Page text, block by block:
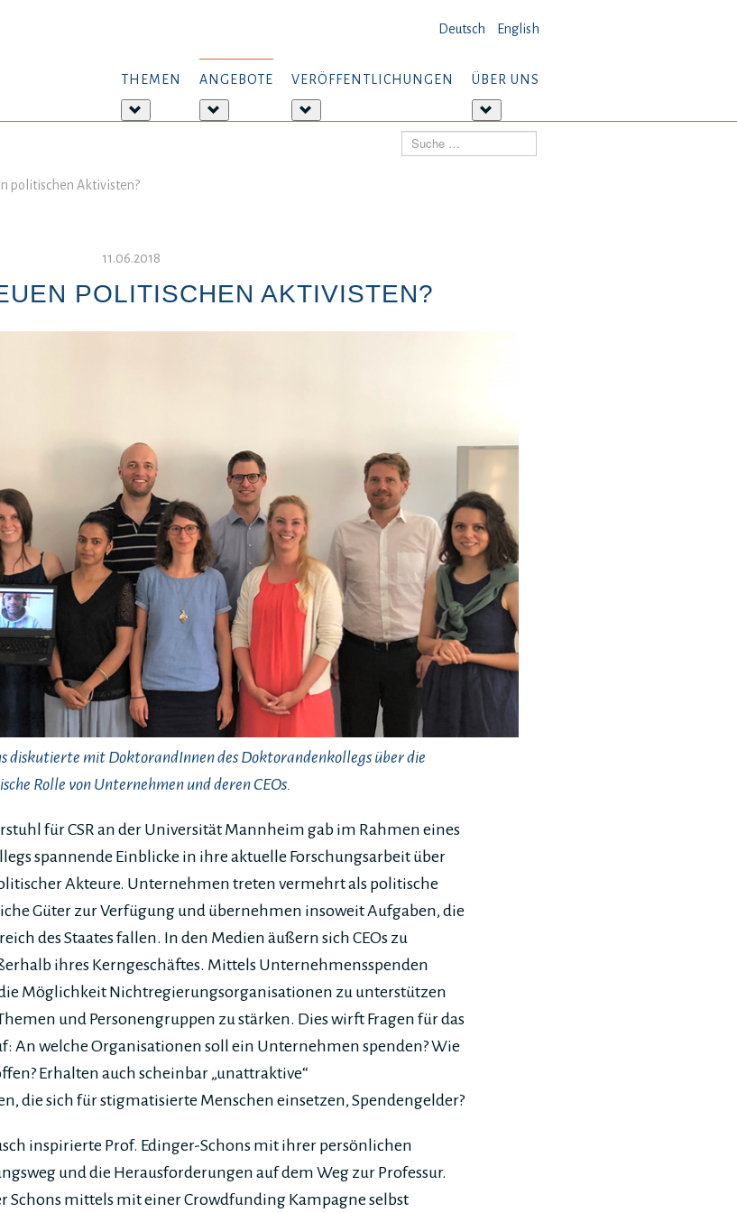
Deutsch English
THEMEN
Informationen:
ANGEBOTE
Informationen:
VERÖFFENTLICHUNGEN
Informationen:
ÜBER UNS
Informationen:
uns
Suchen
politischen Aktivisten?
11.06.2018
POLITISCHEN AKTIVISTEN?
diskutierte mit DoktorandInnen des Doktorandenkollegs über die
Rolle von Unternehmen und deren CEOs.
für CSR an der Universität Mannheim gab im Rahmen eines
spannende Einblicke in ihre aktuelle Forschungsarbeit über
Akteure. Unternehmen treten vermehrt als politische
Güter zur Verfügung und übernehmen insoweit Aufgaben, die
des Staates fallen. In den Medien äußern sich CEOs zu
ihres Kerngeschäftes. Mittels Unternehmensspenden
Möglichkeit Nichtregierungsorganisationen zu unterstützen
und Personengruppen zu stärken. Dies wirft Fragen für das
An welche Organisationen soll ein Unternehmen spenden? Wie
Erhalten auch scheinbar „unattraktive“
die sich für stigmatisierte Menschen einsetzen, Spendengelder?
inspirierte Prof. Edinger-Schons mit ihrer persönlichen
und die Herausforderungen auf dem Weg zur Professur.
Schons mittels mit einer Crowdfunding Kampagne selbst